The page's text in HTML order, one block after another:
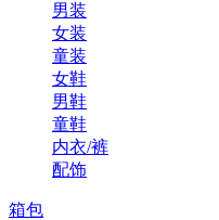
男装
女装
童装
女鞋
男鞋
童鞋
内衣/裤
配饰
箱包